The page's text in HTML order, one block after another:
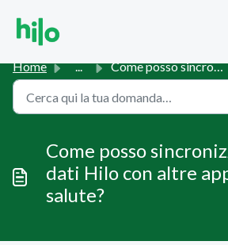
Home ... Come posso sincronizzare i miei dati Hilo con altre app p...
Come posso
dati Hilo con altre
salute?